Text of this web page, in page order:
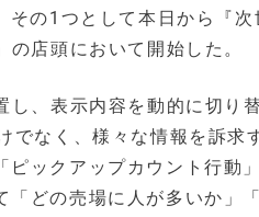
の1つとして本日から『次
店頭において開始した。
、表示内容を動的に切り
でなく、様々な情報を訴求
ックアップカウント行動
どの売場に人が多いか」